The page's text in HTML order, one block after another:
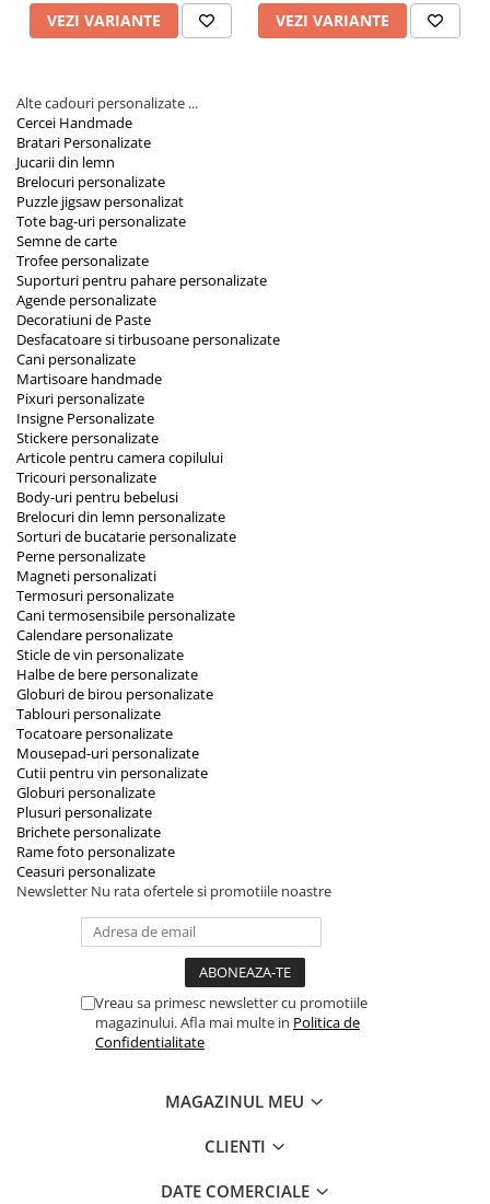
VEZI VARIANTE VEZI VARIANTE
Alte cadouri personalizate ...
Cercei Handmade
Bratari Personalizate
Jucarii din lemn
Brelocuri personalizate
Puzzle jigsaw personalizat
Tote bag-uri personalizate
Semne de carte
Trofee personalizate
Suporturi pentru pahare personalizate
Agende personalizate
Decoratiuni de Paste
Desfacatoare si tirbusoane personalizate
Cani personalizate
Martisoare handmade
Pixuri personalizate
Insigne Personalizate
Stickere personalizate
Articole pentru camera copilului
Tricouri personalizate
Body-uri pentru bebelusi
Brelocuri din lemn personalizate
Sorturi de bucatarie personalizate
Perne personalizate
Magneti personalizati
Termosuri personalizate
Cani termosensibile personalizate
Calendare personalizate
Sticle de vin personalizate
Halbe de bere personalizate
Globuri de birou personalizate
Tablouri personalizate
Tocatoare personalizate
Mousepad-uri personalizate
Cutii pentru vin personalizate
Globuri personalizate
Plusuri personalizate
Brichete personalizate
Rame foto personalizate
Ceasuri personalizate
Newsletter Nu rata ofertele si promotiile noastre
Vreau sa primesc newsletter cu promotiile
magazinului. Afla mai multe in Politica de
Confidentialitate
MAGAZINUL MEU
CLIENTI
DATE COMERCIALE